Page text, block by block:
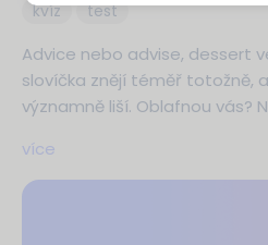
kvíz
test
Advice nebo advise, dessert
slovíčka znějí téměř totožně,
významně liší. Oblafnou vás?
více